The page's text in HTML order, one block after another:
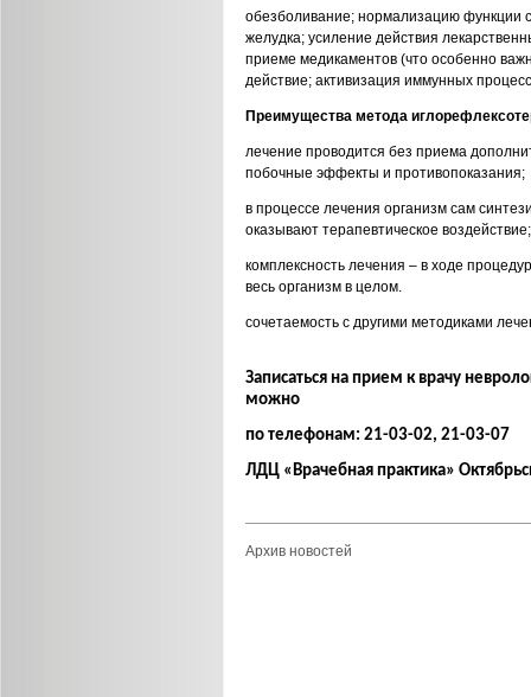
обезболивание; нормализацию
желудка; усиление действия
приеме медикаментов (что особенно
действие; активизация иммунных
Преимущества метода
лечение проводится без приема
побочные эффекты и противопоказания;
в процессе лечения организм сам
оказывают терапевтическое воздействие;
комплексность лечения – в ходе
весь организм в целом.
сочетаемость с другими методиками
Записаться на прием к врачу
можно
по телефонам: 21-03-02, 21-03-07
ЛДЦ «Врачебная практика»
Архив новостей